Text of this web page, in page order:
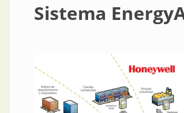
Sistema